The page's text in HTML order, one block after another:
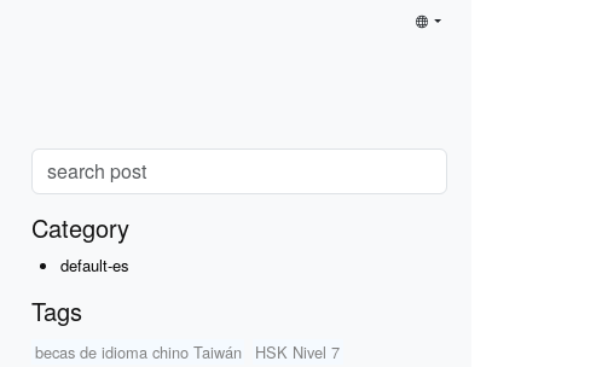
Category
default-es
Tags
becas de idioma chino Taiwán
HSK Nivel 7